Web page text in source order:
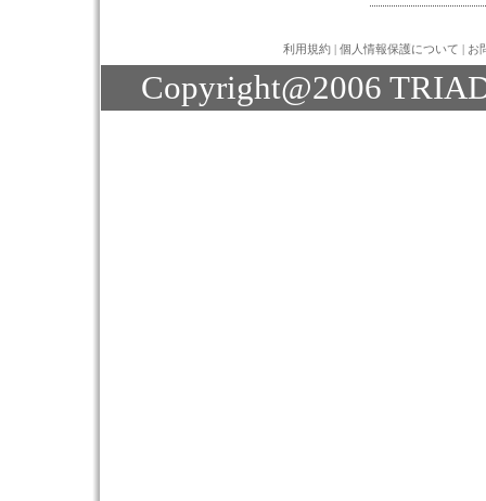
利用規約 | 個人情報保護について | お
Copyright@2006